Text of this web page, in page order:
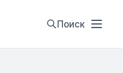
Поиск